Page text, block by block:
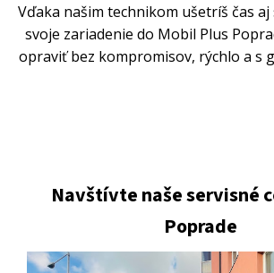
Vďaka našim technikom ušetríš čas
svoje zariadenie do Mobil Plus
opraviť bez kompromisov, rýchlo a s
Navštívte naše servisné
Poprade